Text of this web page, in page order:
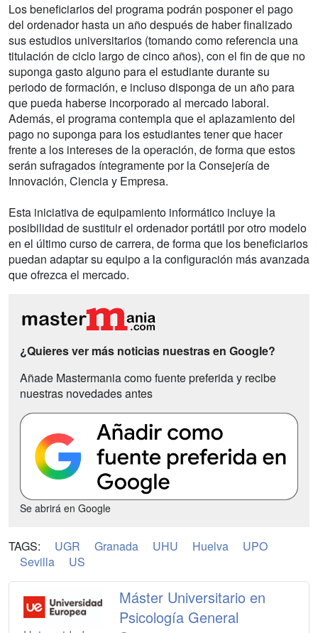
Los beneficiarios del programa podrán posponer el pago
del ordenador hasta un año después de haber finalizado
sus estudios universitarios (tomando como referencia una
titulación de ciclo largo de cinco años), con el fin de que no
suponga gasto alguno para el estudiante durante su
periodo de formación, e incluso disponga de un año para
que pueda haberse incorporado al mercado laboral.
Además, el programa contempla que el aplazamiento del
pago no suponga para los estudiantes tener que hacer
frente a los intereses de la operación, de forma que estos
serán sufragados íntegramente por la Consejería de
Innovación, Ciencia y Empresa.
Esta iniciativa de equipamiento informático incluye la
posibilidad de sustituir el ordenador portátil por otro modelo
en el último curso de carrera, de forma que los beneficiarios
puedan adaptar su equipo a la configuración más avanzada
que ofrezca el mercado.
¿Quieres ver más noticias nuestras en Google?
Añade Mastermania como fuente preferida y recibe
nuestras novedades antes
Se abrirá en Google
TAGS: UGR Granada UHU Huelva
UPO
Sevilla
US
Máster Universitario en
Psicología General